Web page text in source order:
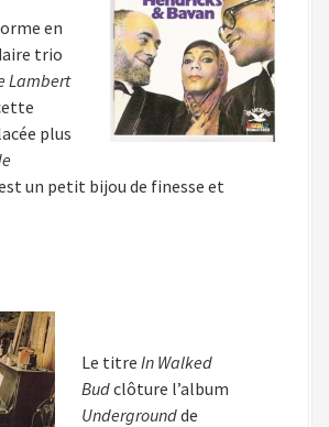
en
trio
Lambert
plus
un petit bijou de finesse et
Le titre In Walked
Budclôture l’album
Undergroundde